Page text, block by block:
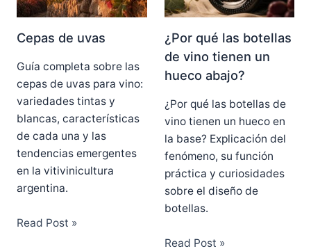
Cepas de uvas
Guía completa sobre las
cepas de uvas para vino:
variedades tintas y
blancas, características
de cada una y las
tendencias emergentes
en la vitivinicultura
argentina.
Read Post »
¿Por qué las botellas
de vino tienen un
hueco abajo?
¿Por qué las botellas de
vino tienen un hueco en
la base? Explicación del
fenómeno, su función
práctica y curiosidades
sobre el diseño de
botellas.
Read Post »